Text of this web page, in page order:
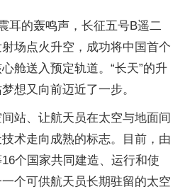
耳的轰鸣声，长征五号B遥二
场点火升空，成功将中国首个
舱送入预定轨道。“长天”的升
想又向前迈近了一步。
站、让航天员在太空与地面间
术走向成熟的标志。目前，由
个国家共同建造、运行和使
个可供航天员长期驻留的太空